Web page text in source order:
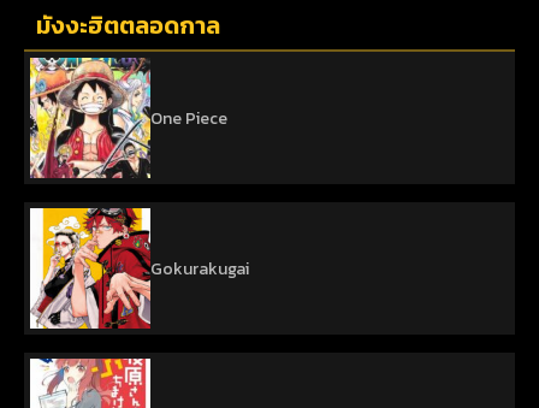
มังงะฮิตตลอดกาล
One Piece
Gokurakugai